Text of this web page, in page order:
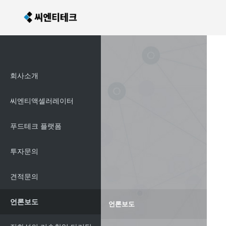
회사소개
씨엔티액셀러레이터
푸드테크 플랫폼
투자문의
견적문의
언론보도 언론보도